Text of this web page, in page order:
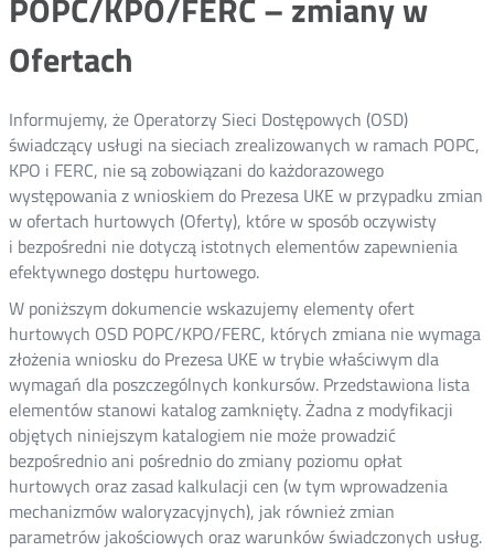
Ofertach
Informujemy, że Operatorzy Sieci Dostępowych (OSD)
świadczący usługi na sieciach zrealizowanych w ramach POPC,
KPO i FERC, nie są zobowiązani do każdorazowego
występowania z wnioskiem do Prezesa UKE w przypadku zmian
w ofertach hurtowych (Oferty), które w sposób oczywisty
i bezpośredni nie dotyczą istotnych elementów zapewnienia
efektywnego dostępu hurtowego.
W poniższym dokumencie wskazujemy elementy ofert
hurtowych OSD POPC/KPO/FERC, których zmiana nie wymaga
złożenia wniosku do Prezesa UKE w trybie właściwym dla
wymagań dla poszczególnych konkursów. Przedstawiona lista
elementów stanowi katalog zamknięty. Żadna z modyfikacji
objętych niniejszym katalogiem nie może prowadzić
bezpośrednio ani pośrednio do zmiany poziomu opłat
hurtowych oraz zasad kalkulacji cen (w tym wprowadzenia
mechanizmów waloryzacyjnych), jak również zmian
parametrów jakościowych oraz warunków świadczonych usług.